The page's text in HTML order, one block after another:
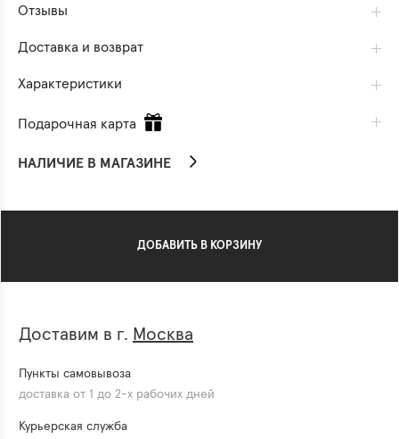
Отзывы
Доставка и возврат
Характеристики
Подарочная карта
НАЛИЧИЕ В МАГАЗИНЕ
ДОБАВИТЬ В КОРЗИНУ
Доставим в г. Москва
Пункты самовывоза
доставка от 1 до 2-х рабочих дней
Курьерская служба